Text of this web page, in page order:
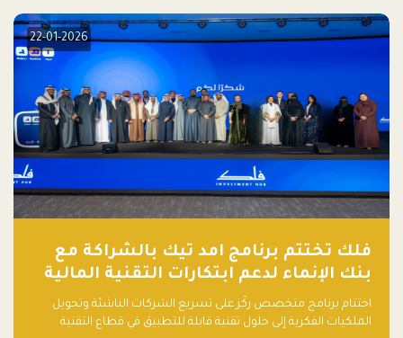
22-01-2026
فلك تختتم برنامج امد تيك بالشراكة مع
بنك الإنماء لدعم ابتكارات التقنية المالية
اختتام برنامج متخصص ركّز على تسريع الشركات الناشئة وتحويل
الملكيات الفكرية إلى حلول تقنية قابلة للتطبيق في قطاع التقنية